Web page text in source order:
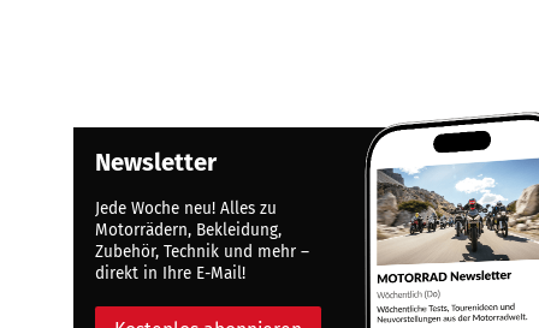
Newsletter
Jede Woche neu! Alles zu
Motorrädern, Bekleidung,
Zubehör, Technik und mehr –
direkt in Ihre E-Mail!